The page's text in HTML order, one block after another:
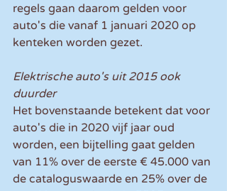
regels gaan daarom gelden voor
auto's die vanaf 1 januari 2020 op
kenteken worden gezet.
Elektrische auto's uit 2015 ook
duurder
Het bovenstaande betekent dat voor
auto's die in 2020 vijf jaar oud
worden, een bijtelling gaat gelden
van 11% over de eerste € 45.000 van
de cataloguswaarde en 25% over de